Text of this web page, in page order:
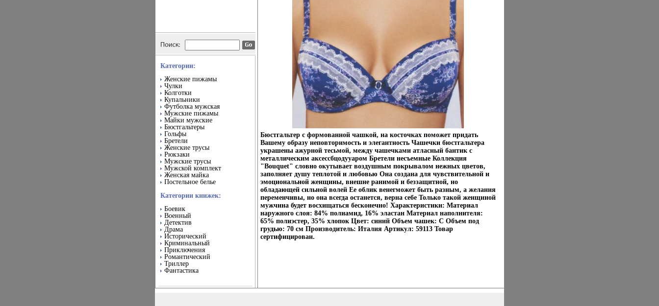
Категории:
Женские пижамы
Чулки
Колготки
Купальники
Футболка мужская
Мужские пижамы
Майки мужские
Бюстгальтеры
Гольфы
Бретели
Женские трусы
Рюкзаки
Мужские трусы
Мужской комплект
Женская майка
Постельное белье
Категории книжек:
Боевик
Военный
Детектив
Драма
Исторический
Криминальный
Приключения
Романтический
Триллер
Фантастика
Бюстгальтер с формованной чашкой, на косточках поможет придать
Вашему образу неповторимость и элегантность Чашечки бюстгальтера
украшены ажурной тесьмой, между чашечками атласный бантик с
металлическим аксессбцодууаром Бретели несъемные Коллекция
"Bouquet" словно окутывает воздушным покрывалом нежных цветов,
заполняет душу теплотой и любовью Она создана для чувствительной и
эмоциональной женщины, внешне ранимой и беззащитной, но
обладающей сильной волей Ее облик венегможет быть разным, а желания
переменчивы, но она всегда останется, верна себе Только такой женщиной
мужчина будет восхищаться бесконечно! Характеристики: Материал
наружного слоя: 84% полиамид, 16% эластан Материал наполнителя:
65% полиэстер, 35% хлопок Цвет: синий Объем чашек: С Объем под
грудью: 70 см Производитель: Италия Артикул: 59113 Товар
сертифицирован.